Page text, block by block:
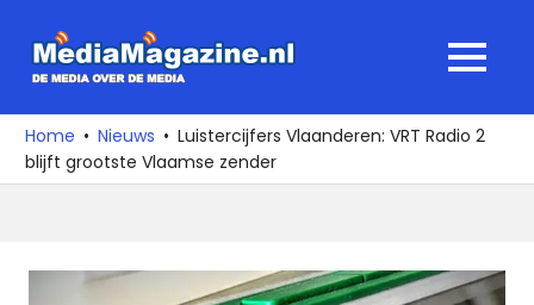
naar
media
over
de
MENU
Home Nieuws
Luistercijfers Vlaanderen: VRT Radio 2
blijft grootste Vlaamse zender